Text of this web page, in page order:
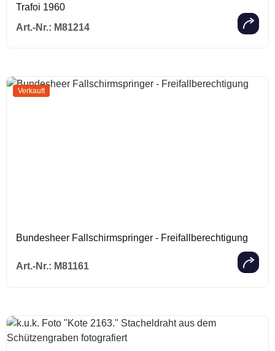
Trafoi 1960
Art.-Nr.: M81214
Regulärer
Verkauft
Bundesheer Fallschirmspringer - Freifallberechtigung
Art.-Nr.: M81161
Regulärer